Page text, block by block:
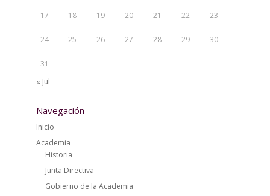
17 18 19 20 21 22 23
24 25 26 27 28 29 30
31
« Jul
Navegación
Inicio
Academia
Historia
Junta Directiva
Gobierno de la Academia